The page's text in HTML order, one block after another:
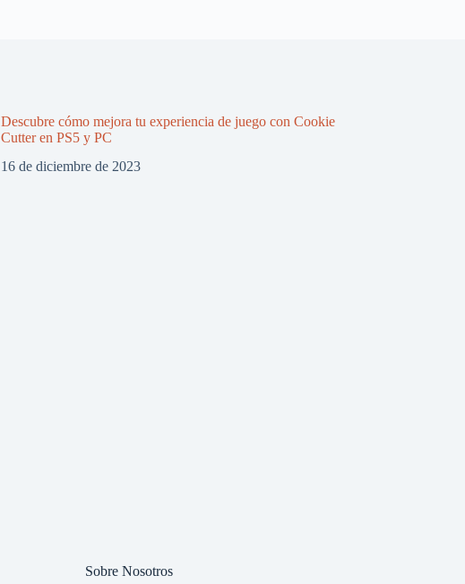
Descubre cómo mejora tu experiencia de juego con Cookie
Cutter en PS5 y PC
16 de diciembre de 2023
Sobre Nosotros